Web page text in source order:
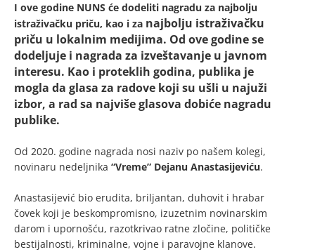
I ove godine NUNS će dodeliti nagradu za najbolju
istraživačku priču, kao i za najbolju istraživačku
priču u lokalnim medijima. Od ove godine se
dodeljuje i nagrada za izveštavanje u javnom
interesu. Kao i proteklih godina, publika je
mogla da glasa za radove koji su ušli u najuži
izbor, a rad sa najviše glasova dobiće nagradu
publike.
Od 2020. godine nagrada nosi naziv po našem kolegi,
novinaru nedeljnika “Vreme” Dejanu Anastasijeviću.
Anastasijević bio erudita, briljantan, duhovit i hrabar
čovek koji je beskompromisno, izuzetnim novinarskim
darom i upornošću, razotkrivao ratne zločine, političke
bestijalnosti, kriminalne, vojne i paravojne klanove.